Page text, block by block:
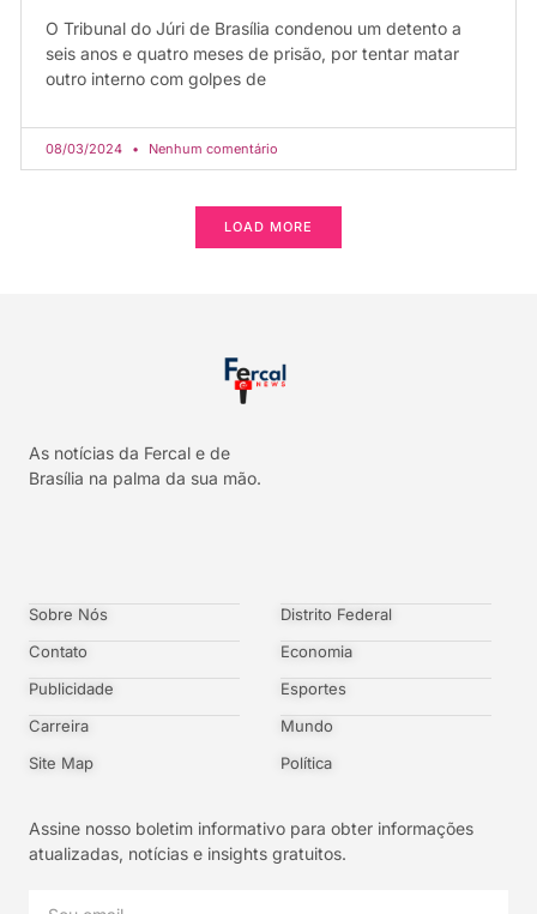
O Tribunal do Júri de Brasília condenou um detento a
seis anos e quatro meses de prisão, por tentar matar
outro interno com golpes de
08/03/2024 Nenhum comentário
LOAD MORE
As notícias da Fercal e de
Brasília na palma da sua mão.
Sobre Nós
Contato
Publicidade
Carreira
Site Map
Distrito Federal
Economia
Esportes
Mundo
Política
Assine nosso boletim informativo para obter informações
atualizadas, notícias e insights gratuitos.